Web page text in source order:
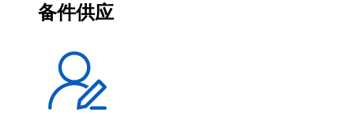
备件供应